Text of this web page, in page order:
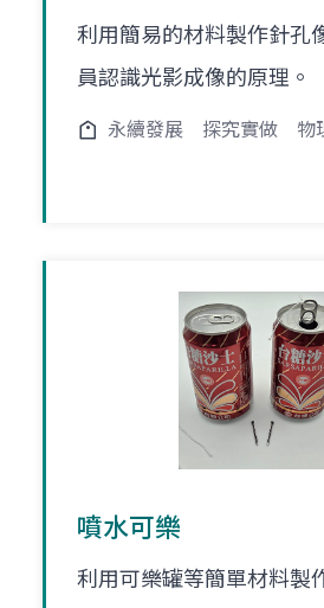
利用簡易的材料製作針孔
員認識光影成像的原理。
永續發展 探究實做 物
噴水可樂
利用可樂罐等簡單材料製